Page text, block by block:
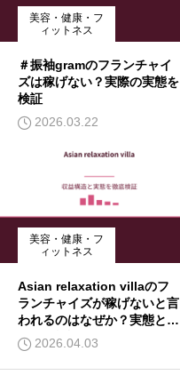
美容・健康・フ
ィットネス
＃振袖gramのフランチャイ
ズは稼げない？実際の実態を
検証
2026.03.22
美容・健康・フ
ィットネス
Asian relaxation villaのフ
ランチャイズが稼げないと言
われるのはなぜか？実態と仕
組みを検証
2026.04.03